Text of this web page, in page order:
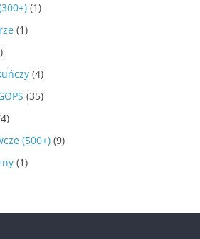
(1)
(1)
(4)
(35)
(500+) (9)
(1)